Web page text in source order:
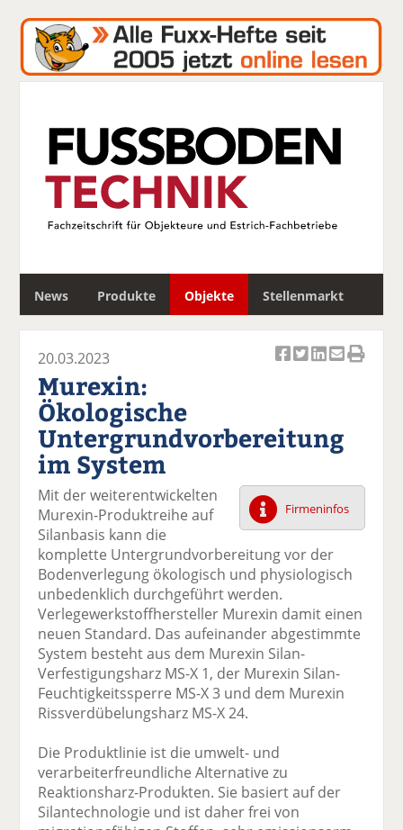
News Produkte Objekte Stellenmarkt
c
el
a
F
ac
e
b
o
o
k
te
il
e
n
el
t
tt
er
n
el
a
Li
n
k
e
di
n
te
il
n
el
p
E
m
ai
l
v
se
n
e
n
ck
e
n
20.03.2023
Murexin:
Ökologische
Untergrundvorbereitung
im System
Firmeninfos
Mit der weiterentwickelten
Murexin-Produktreihe auf
Silanbasis kann die
komplette Untergrundvorbereitung vor der
Bodenverlegung ökologisch und physiologisch
unbedenklich durchgeführt werden.
Verlegewerkstoffhersteller Murexin damit einen
neuen Standard. Das aufeinander abgestimmte
System besteht aus dem Murexin Silan-
Verfestigungsharz MS-X 1, der Murexin Silan-
Feuchtigkeitssperre MS-X 3 und dem Murexin
Rissverdübelungsharz MS-X 24.
Die Produktlinie ist die umwelt- und
verarbeiterfreundliche Alternative zu
Reaktionsharz-Produkten. Sie basiert auf der
Silantechnologie und ist daher frei von